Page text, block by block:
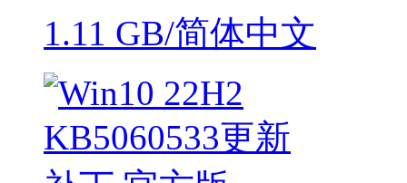
1.11 GB/简体中文